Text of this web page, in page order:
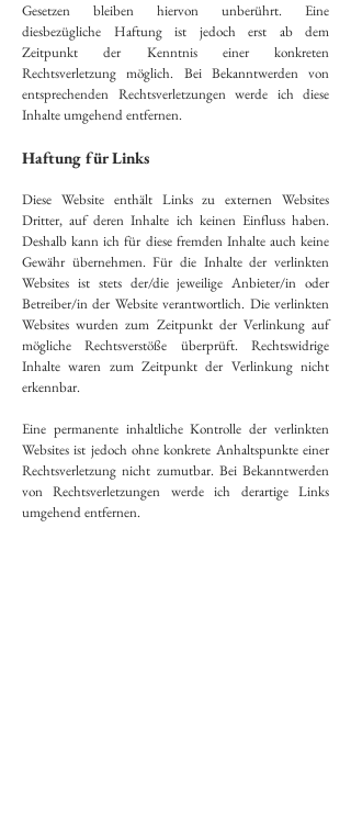
Gesetzen bleiben hiervon unberührt. Eine
diesbezügliche Haftung ist jedoch erst ab dem
Zeitpunkt der Kenntnis einer konkreten
Rechtsverletzung möglich. Bei Bekanntwerden von
entsprechenden Rechtsverletzungen werde ich diese
Inhalte umgehend entfernen.
Haftung für Links
Diese Website enthält Links zu externen Websites
Dritter, auf deren Inhalte ich keinen Einfluss haben.
Deshalb kann ich für diese fremden Inhalte auch keine
Gewähr übernehmen. Für die Inhalte der verlinkten
Websites ist stets der/die jeweilige Anbieter/in oder
Betreiber/in der Website verantwortlich. Die verlinkten
Websites wurden zum Zeitpunkt der Verlinkung auf
mögliche Rechtsverstöße überprüft. Rechtswidrige
Inhalte waren zum Zeitpunkt der Verlinkung nicht
erkennbar.
Eine permanente inhaltliche Kontrolle der verlinkten
Websites ist jedoch ohne konkrete Anhaltspunkte einer
Rechtsverletzung nicht zumutbar. Bei Bekanntwerden
von Rechtsverletzungen werde ich derartige Links
umgehend entfernen.